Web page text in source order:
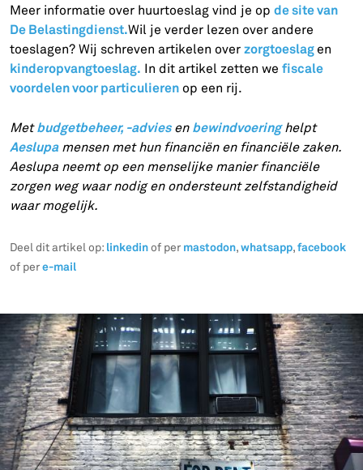
Meer informatie over huurtoeslag vind je opde site van
De Belastingdienst.Wil je verder lezen over andere
toeslagen? Wij schreven artikelen overzorgtoeslag en
kinderopvangtoeslag. In dit artikel zetten wefiscale
voordelen voor particulieren op een rij.
Metbudgetbeheer, -adviesen bewindvoeringhelpt
Aeslupamensen met hun financiën en financiële zaken.
Aeslupa neemt op een menselijke manier financiële
zorgen weg waar nodig en ondersteunt zelfstandigheid
waar mogelijk.
Deel dit artikel op: linkedinof per mastodon,whatsapp,facebook
of pere-mail